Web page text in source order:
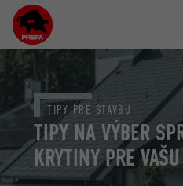
TIPY NA VÝBER
KRYTINY PRE
TIPY PRE STAVBU